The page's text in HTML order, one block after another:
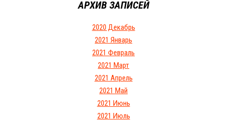
АРХИВ ЗАПИСЕЙ
2020 Декабрь
2021 Январь
2021 Февраль
2021 Март
2021 Апрель
2021 Май
2021 Июнь
2021 Июль